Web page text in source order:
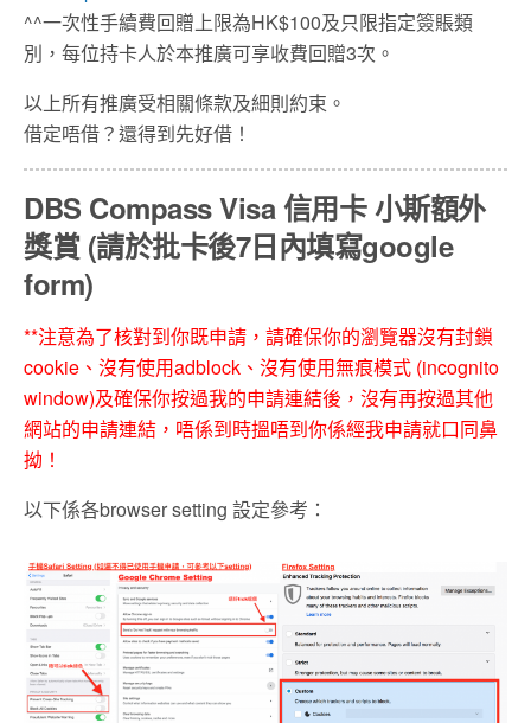
^^一次性手續費回贈上限為HK$100及只限指定簽賬類
別，每位持卡人於本推廣可享收費回贈3次。
以上所有推廣受相關條款及細則約束。
借定唔借？還得到先好借！
DBS Compass Visa信用卡小斯額外
獎賞 (請於批卡後7日內填寫google
form)
**注意為了核對到你既申請，請確保你的瀏覽器沒有封鎖
cookie、 沒有使用adblock 、沒有使用無痕模式 (incognito
window)及確保你按過我的申請連結後，沒有再按過其他
網站的申請連結，唔係到時搵唔到你係經我申請就口同鼻
拗！
以下係各browser setting 設定參考：